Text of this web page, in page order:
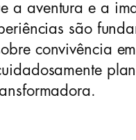
a aventura e a
são
convivência